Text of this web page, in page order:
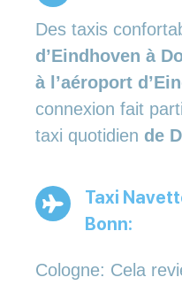
Des taxis
d’Eindhoven à
à l’aéroport
connexion fait
taxi quotidien de
Taxi
Bonn:
Cologne: Cela